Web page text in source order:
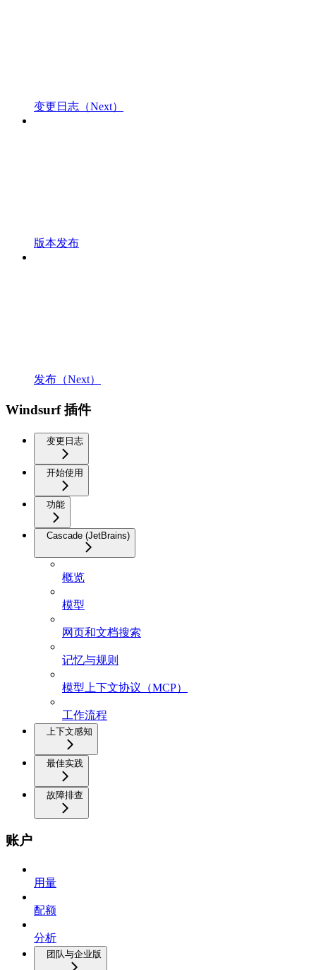
变更日志（Next）
版本发布
发布（Next）
Windsurf 插件
变更日志
开始使用
功能
Cascade (JetBrains)
概览
模型
网页和文档搜索
记忆与规则
模型上下文协议（MCP）
工作流程
上下文感知
最佳实践
故障排查
账户
用量
配额
分析
团队与企业版